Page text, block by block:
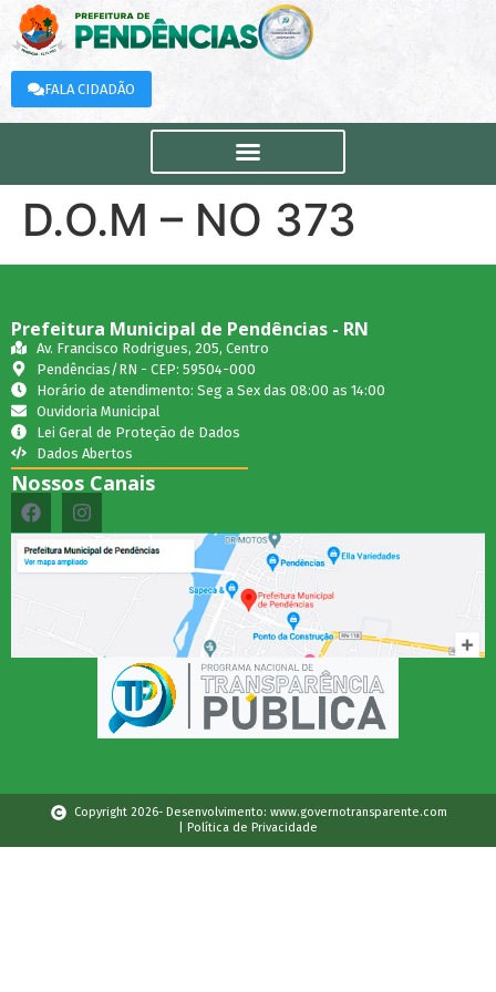
FALA CIDADÃO
D.O.M – NO 373
Prefeitura Municipal de Pendências - RN
Av. Francisco Rodrigues, 205, Centro
Pendências/RN - CEP: 59504-000
Horário de atendimento: Seg a Sex das 08:00 as 14:00
Ouvidoria Municipal
Lei Geral de Proteção de Dados
Dados Abertos
Nossos Canais
Copyright 2026- Desenvolvimento: www.governotransparente.com
| Política de Privacidade